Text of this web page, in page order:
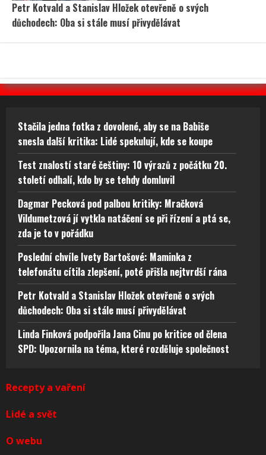
Petr Kotvald a Stanislav Hložek otevřeně o svých
důchodech: Oba si stále musí přivydělávat
Stačila jedna fotka z dovolené, aby se na Babiše
snesla další kritika: Lidé spekulují, kde se koupe
Test znalostí staré češtiny: 10 výrazů z počátku 20.
století odhalí, kdo by se tehdy domluvil
Dagmar Pecková pod palbou kritiky: Mračková
Vildumetzová jí vytkla natáčení se při řízení a ptá se,
zda je to v pořádku
Poslední chvíle Ivety Bartošové: Maminka z
telefonátu cítila zlepšení, poté přišla nejtvrdší rána
Petr Kotvald a Stanislav Hložek otevřeně o svých
důchodech: Oba si stále musí přivydělávat
Linda Finková podpořila Jana Cinu po kritice od člena
SPD: Upozornila na téma, které rozděluje společnost
Recepty a vaření
Lidé a svět
O webu